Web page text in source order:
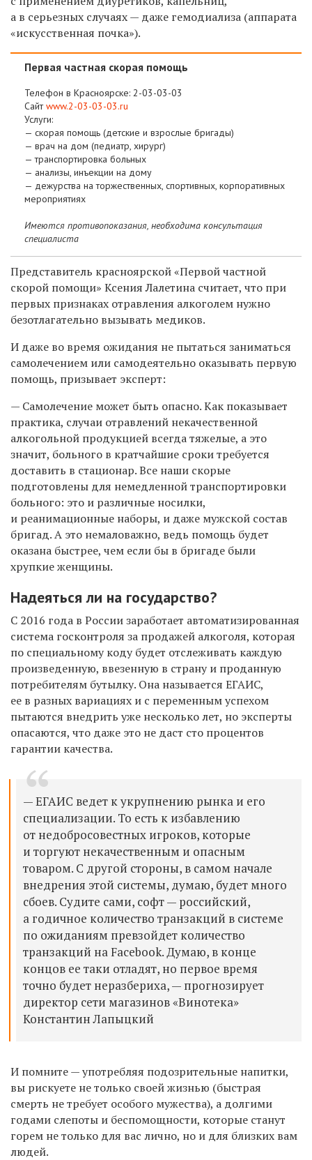
а в серьезных случаях — даже гемодиализа (аппарата
«искусственная почка»).
Первая частная скорая помощь
Телефон в Красноярске: 2-03-03-03
Сайт www.2-03-03-03.ru
Услуги:
— скорая помощь (детские и взрослые бригады)
— врач на дом (педиатр, хирург)
— транспортировка больных
— анализы, инъекции на дому
— дежурства на торжественных, спортивных, корпоративных
мероприятиях
Имеются противопоказания, необходима консультация
специалиста
Представитель красноярской «Первой частной
скорой помощи» Ксения Лалетина считает, что при
первых признаках отравления алкоголем нужно
безотлагательно вызывать медиков.
И даже во время ожидания не пытаться заниматься
самолечением или самодеятельно оказывать первую
помощь, призывает эксперт:
— Самолечение может быть опасно. Как показывает
практика, случаи отравлений некачественной
алкогольной продукцией всегда тяжелые, а это
значит, больного в кратчайшие сроки требуется
доставить в стационар. Все наши скорые
подготовлены для немедленной транспортировки
больного: это и различные носилки,
и реанимационные наборы, и даже мужской состав
бригад. А это немаловажно, ведь помощь будет
оказана быстрее, чем если бы в бригаде были
хрупкие женщины.
Надеяться ли на государство?
С 2016 года в России заработает автоматизированная
система госконтроля за продажей алкоголя, которая
по специальному коду будет отслеживать каждую
произведенную, ввезенную в страну и проданную
потребителям бутылку. Она называется ЕГАИС,
ее в разных вариациях и с переменным успехом
пытаются внедрить уже несколько лет, но эксперты
опасаются, что даже это не даст сто процентов
гарантии качества.
— ЕГАИС ведет к укрупнению рынка и его
специализации. То есть к избавлению
от недобросовестных игроков, которые
и торгуют некачественным и опасным
товаром. С другой стороны, в самом начале
внедрения этой системы, думаю, будет много
сбоев. Судите сами, софт — российский,
а годичное количество транзакций в системе
по ожиданиям превзойдет количество
транзакций на Facebook. Думаю, в конце
концов ее таки отладят, но первое время
точно будет неразбериха, — прогнозирует
директор сети магазинов «Винотека»
Константин Лапыцкий
И помните — употребляя подозрительные напитки,
вы рискуете не только своей жизнью (быстрая
смерть не требует особого мужества), а долгими
годами слепоты и беспомощности, которые станут
горем не только для вас лично, но и для близких вам
людей.